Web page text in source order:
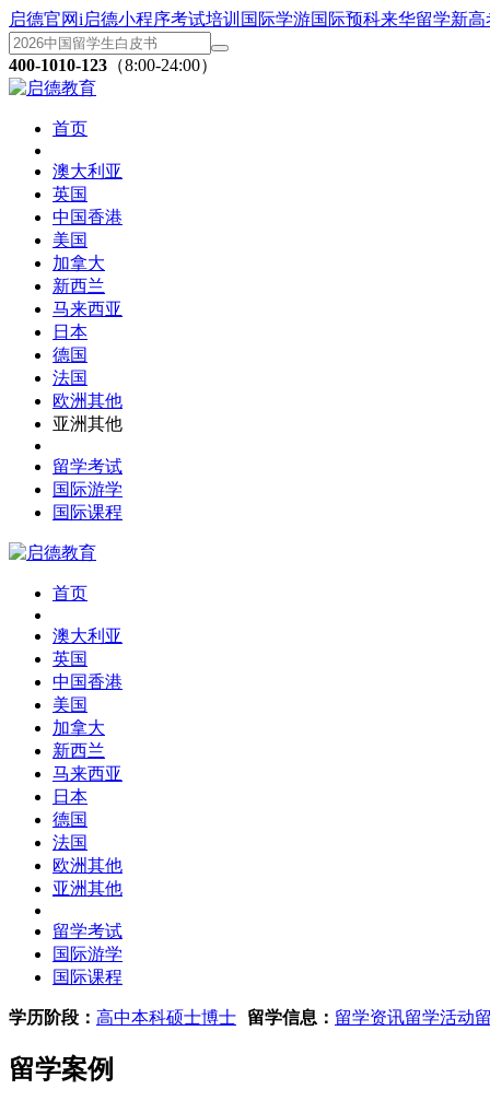
启德官网i启德小程序考试培训 国际学游国际预科来华留学新高
400-1010-123 （8:00-24:00）
首页
澳大利亚
英国
中国香港
美国
加拿大
新西兰
马来西亚
日本
德国
法国
欧洲其他
亚洲其他
留学考试
国际游学
国际课程
首页
澳大利亚
英国
中国香港
美国
加拿大
新西兰
马来西亚
日本
德国
法国
欧洲其他
亚洲其他
留学考试
国际游学
国际课程
学历阶段： 高中本科硕士博士 留学信息： 留学资讯留学活动
留学案例